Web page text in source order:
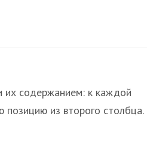
их содержанием: к каждой
из второго столбца.